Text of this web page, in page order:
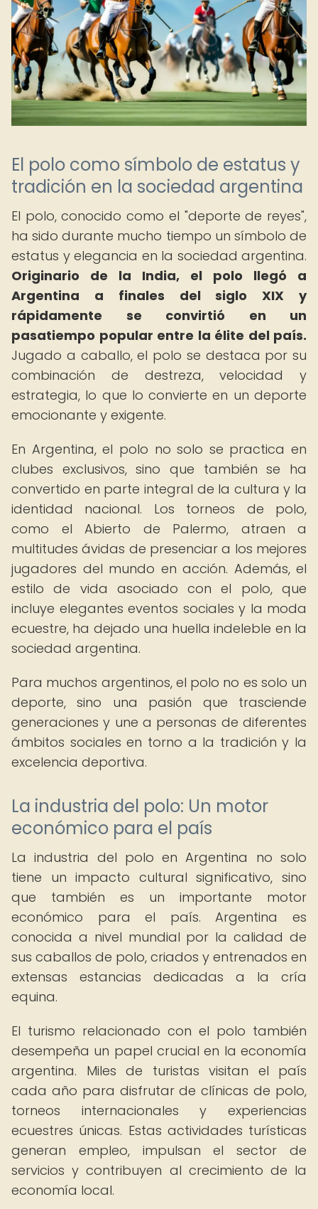
El polo como símbolo de estatus y
tradición en la sociedad argentina
El polo, conocido como el "deporte de reyes",
ha sido durante mucho tiempo un símbolo de
estatus y elegancia en la sociedad argentina.
Originario de la India, el polo llegó a
Argentina a finales del siglo XIX y
rápidamente se convirtió en un
pasatiempo popular entre la élite del país.
Jugado a caballo, el polo se destaca por su
combinación de destreza, velocidad y
estrategia, lo que lo convierte en un deporte
emocionante y exigente.
En Argentina, el polo no solo se practica en
clubes exclusivos, sino que también se ha
convertido en parte integral de la cultura y la
identidad nacional. Los torneos de polo,
como el Abierto de Palermo, atraen a
multitudes ávidas de presenciar a los mejores
jugadores del mundo en acción. Además, el
estilo de vida asociado con el polo, que
incluye elegantes eventos sociales y la moda
ecuestre, ha dejado una huella indeleble en la
sociedad argentina.
Para muchos argentinos, el polo no es solo un
deporte, sino una pasión que trasciende
generaciones y une a personas de diferentes
ámbitos sociales en torno a la tradición y la
excelencia deportiva.
La industria del polo: Un motor
económico para el país
La industria del polo en Argentina no solo
tiene un impacto cultural significativo, sino
que también es un importante motor
económico para el país. Argentina es
conocida a nivel mundial por la calidad de
sus caballos de polo, criados y entrenados en
extensas estancias dedicadas a la cría
equina.
El turismo relacionado con el polo también
desempeña un papel crucial en la economía
argentina. Miles de turistas visitan el país
cada año para disfrutar de clínicas de polo,
torneos internacionales y experiencias
ecuestres únicas. Estas actividades turísticas
generan empleo, impulsan el sector de
servicios y contribuyen al crecimiento de la
economía local.